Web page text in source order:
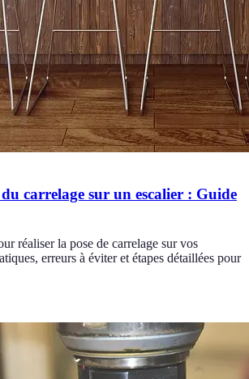
carrelage sur un escalier : Guide
réaliser la pose de carrelage sur vos
erreurs à éviter et étapes détaillées pour